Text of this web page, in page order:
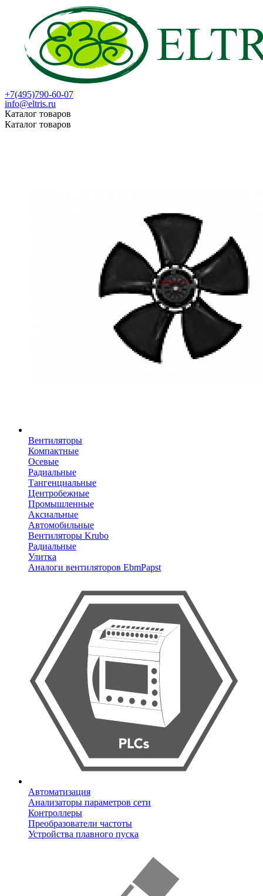
+7(495)790-60-07
info@eltris.ru
Каталог товаров
Каталог товаров
Вентиляторы
Компактные
Осевые
Радиальные
Тангенциальные
Центробежные
Промышленные
Аксиальные
Автомобильные
Вентиляторы Krubo
Радиальные
Улитка
Аналоги вентиляторов EbmPapst
Автоматизация
Анализаторы параметров сети
Контроллеры
Преобразователи частоты
Устройства плавного пуска